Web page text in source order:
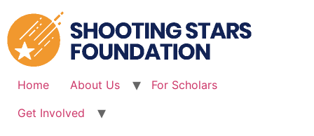
to
content
Home About Us
For Scholars
Get Involved